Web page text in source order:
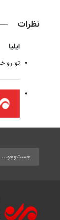
نظرات
ایلیا
تو رو